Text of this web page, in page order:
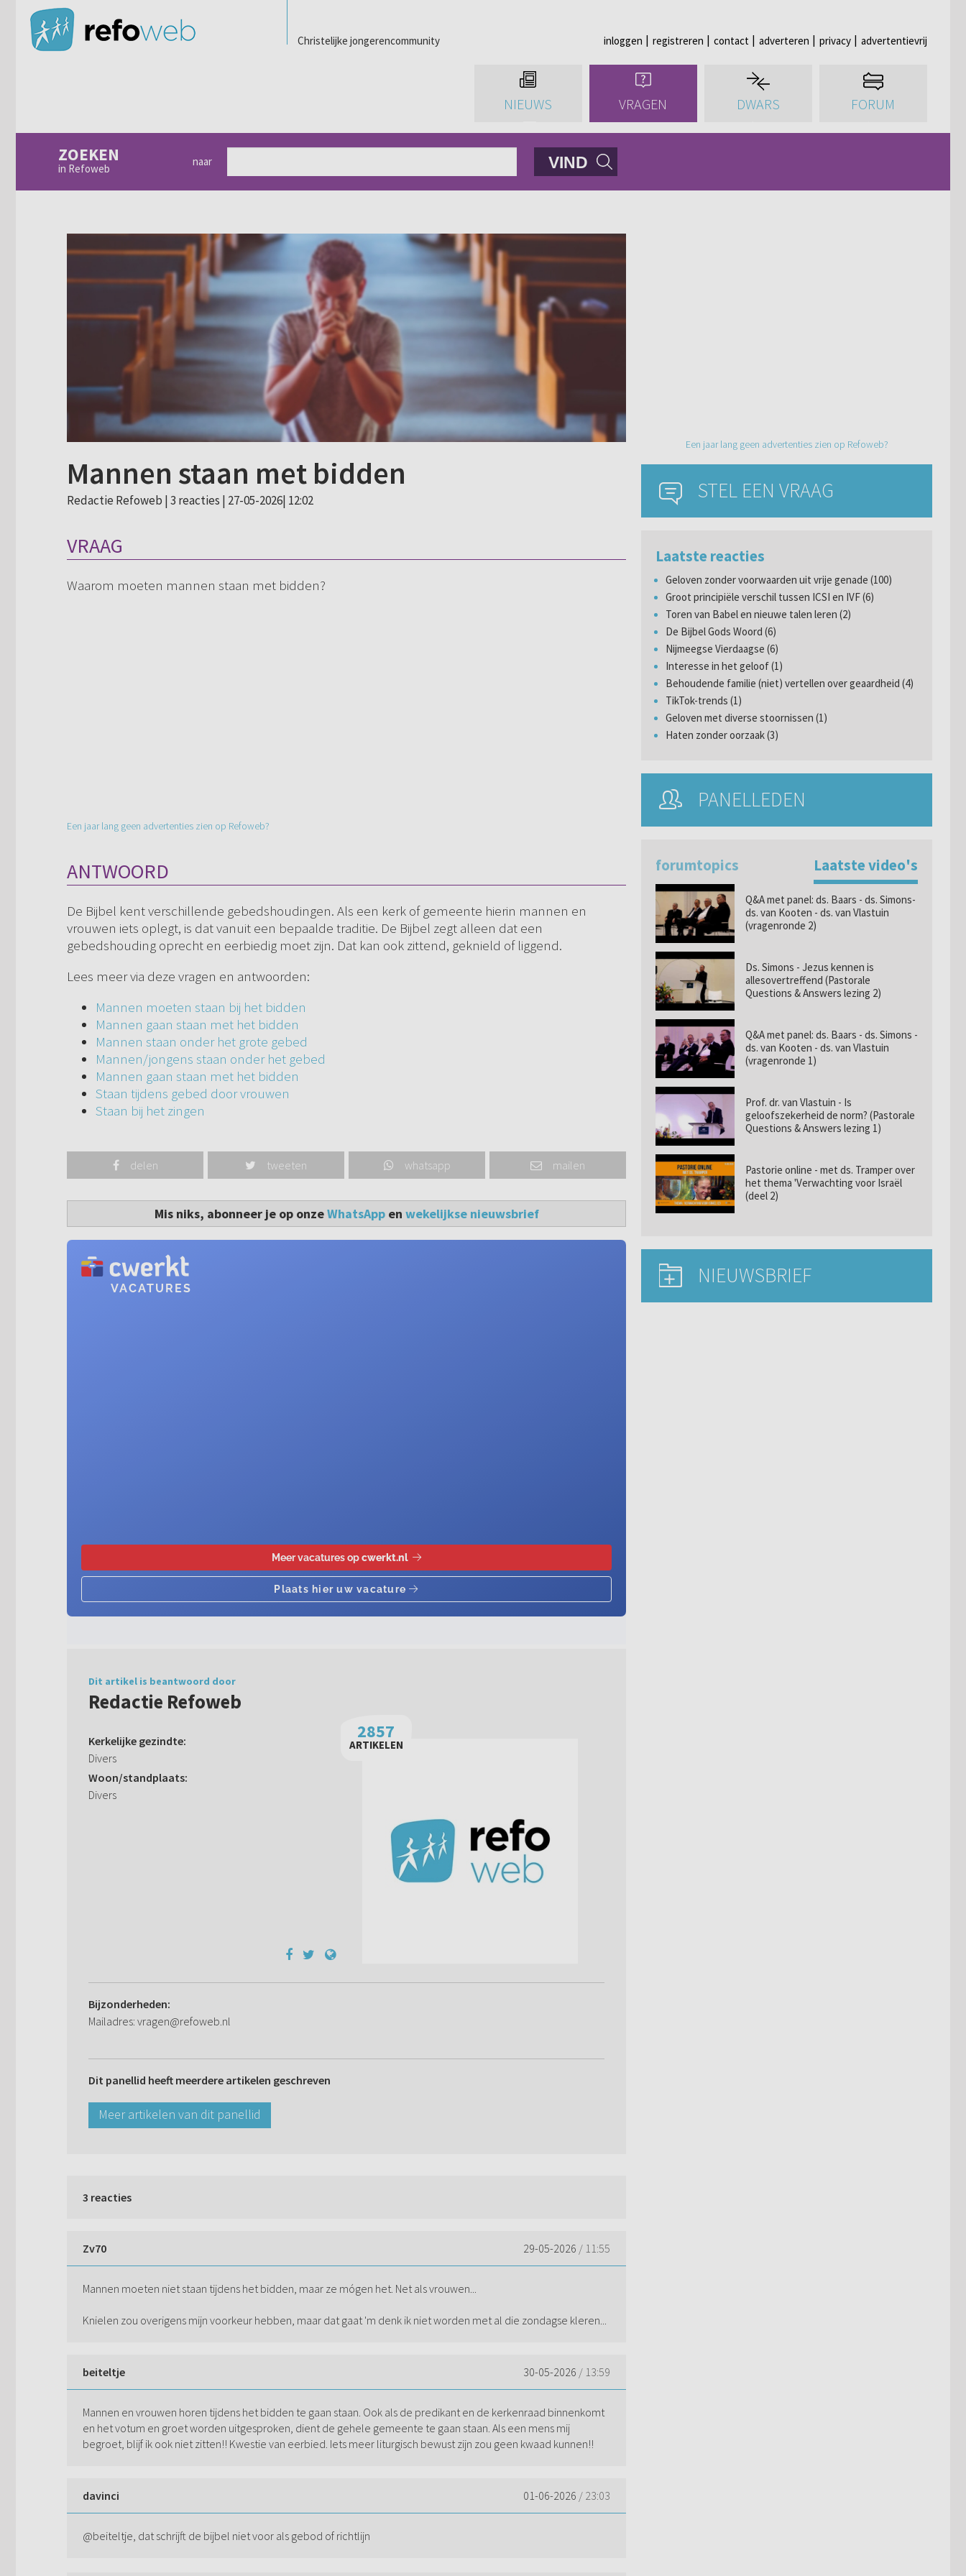
Christelijke jongerencommunity inloggen registreren contact adverteren privacy advertentievrij
NIEUWS VRAGEN DWARS FORUM
ZOEKEN
in Refoweb
naar VIND
Mannen staan met bidden
Redactie Refoweb | 3 reacties | 27-05-2026| 12:02
VRAAG
Waarom moeten mannen staan met bidden?
Een jaar lang geen advertenties zien op Refoweb?
ANTWOORD
De Bijbel kent verschillende gebedshoudingen. Als een kerk of gemeente hierin mannen en
vrouwen iets oplegt, is dat vanuit een bepaalde traditie. De Bijbel zegt alleen dat een
gebedshouding oprecht en eerbiedig moet zijn. Dat kan ook zittend, geknield of liggend.
Lees meer via deze vragen en antwoorden:
Mannen moeten staan bij het bidden
Mannen gaan staan met het bidden
Mannen staan onder het grote gebed
Mannen/jongens staan onder het gebed
Mannen gaan staan met het bidden
Staan tijdens gebed door vrouwen
Staan bij het zingen
delen tweeten whatsapp mailen
Mis niks, abonneer je op onzeWhatsAppen wekelijkse nieuwsbrief
Dit artikel is beantwoord door
Redactie Refoweb
Kerkelijke gezindte:
Divers
Woon/standplaats:
Divers
2857
ARTIKELEN
Bijzonderheden:
Mailadres: vragen@refoweb.nl
Dit panellid heeft meerdere artikelen geschreven
Meer artikelen van dit panellid
3 reacties
Zv70 29-05-2026 / 11:55
Mannen moeten niet staan tijdens het bidden, maar ze mógen het. Net als vrouwen...
Knielen zou overigens mijn voorkeur hebben, maar dat gaat 'm denk ik niet worden met al die zondagse kleren...
beiteltje 30-05-2026 / 13:59
Mannen en vrouwen horen tijdens het bidden te gaan staan. Ook als de predikant en de kerkenraad binnenkomt
en het votum en groet worden uitgesproken, dient de gehele gemeente te gaan staan. Als een mens mij
begroet, blijf ik ook niet zitten!! Kwestie van eerbied. Iets meer liturgisch bewust zijn zou geen kwaad kunnen!!
davinci 01-06-2026 / 23:03
@beiteltje, dat schrijft de bijbel niet voor als gebod of richtlijn
Een jaar lang geen advertenties zien op Refoweb?
STEL EEN VRAAG
Laatste reacties
Geloven zonder voorwaarden uit vrije genade (100)
Groot principiële verschil tussen ICSI en IVF (6)
Toren van Babel en nieuwe talen leren (2)
De Bijbel Gods Woord (6)
Nijmeegse Vierdaagse (6)
Interesse in het geloof (1)
Behoudende familie (niet) vertellen over geaardheid (4)
TikTok-trends (1)
Geloven met diverse stoornissen (1)
Haten zonder oorzaak (3)
PANELLEDEN
forumtopics Laatste video's
Q&A met panel: ds. Baars - ds. Simons-
ds. van Kooten - ds. van Vlastuin
(vragenronde 2)
Ds. Simons - Jezus kennen is
allesovertreffend (Pastorale
Questions & Answers lezing 2)
Q&A met panel: ds. Baars - ds. Simons -
ds. van Kooten - ds. van Vlastuin
(vragenronde 1)
Prof. dr. van Vlastuin - Is
geloofszekerheid de norm? (Pastorale
Questions & Answers lezing 1)
Pastorie online - met ds. Tramper over
het thema 'Verwachting voor Israël
(deel 2)
NIEUWSBRIEF